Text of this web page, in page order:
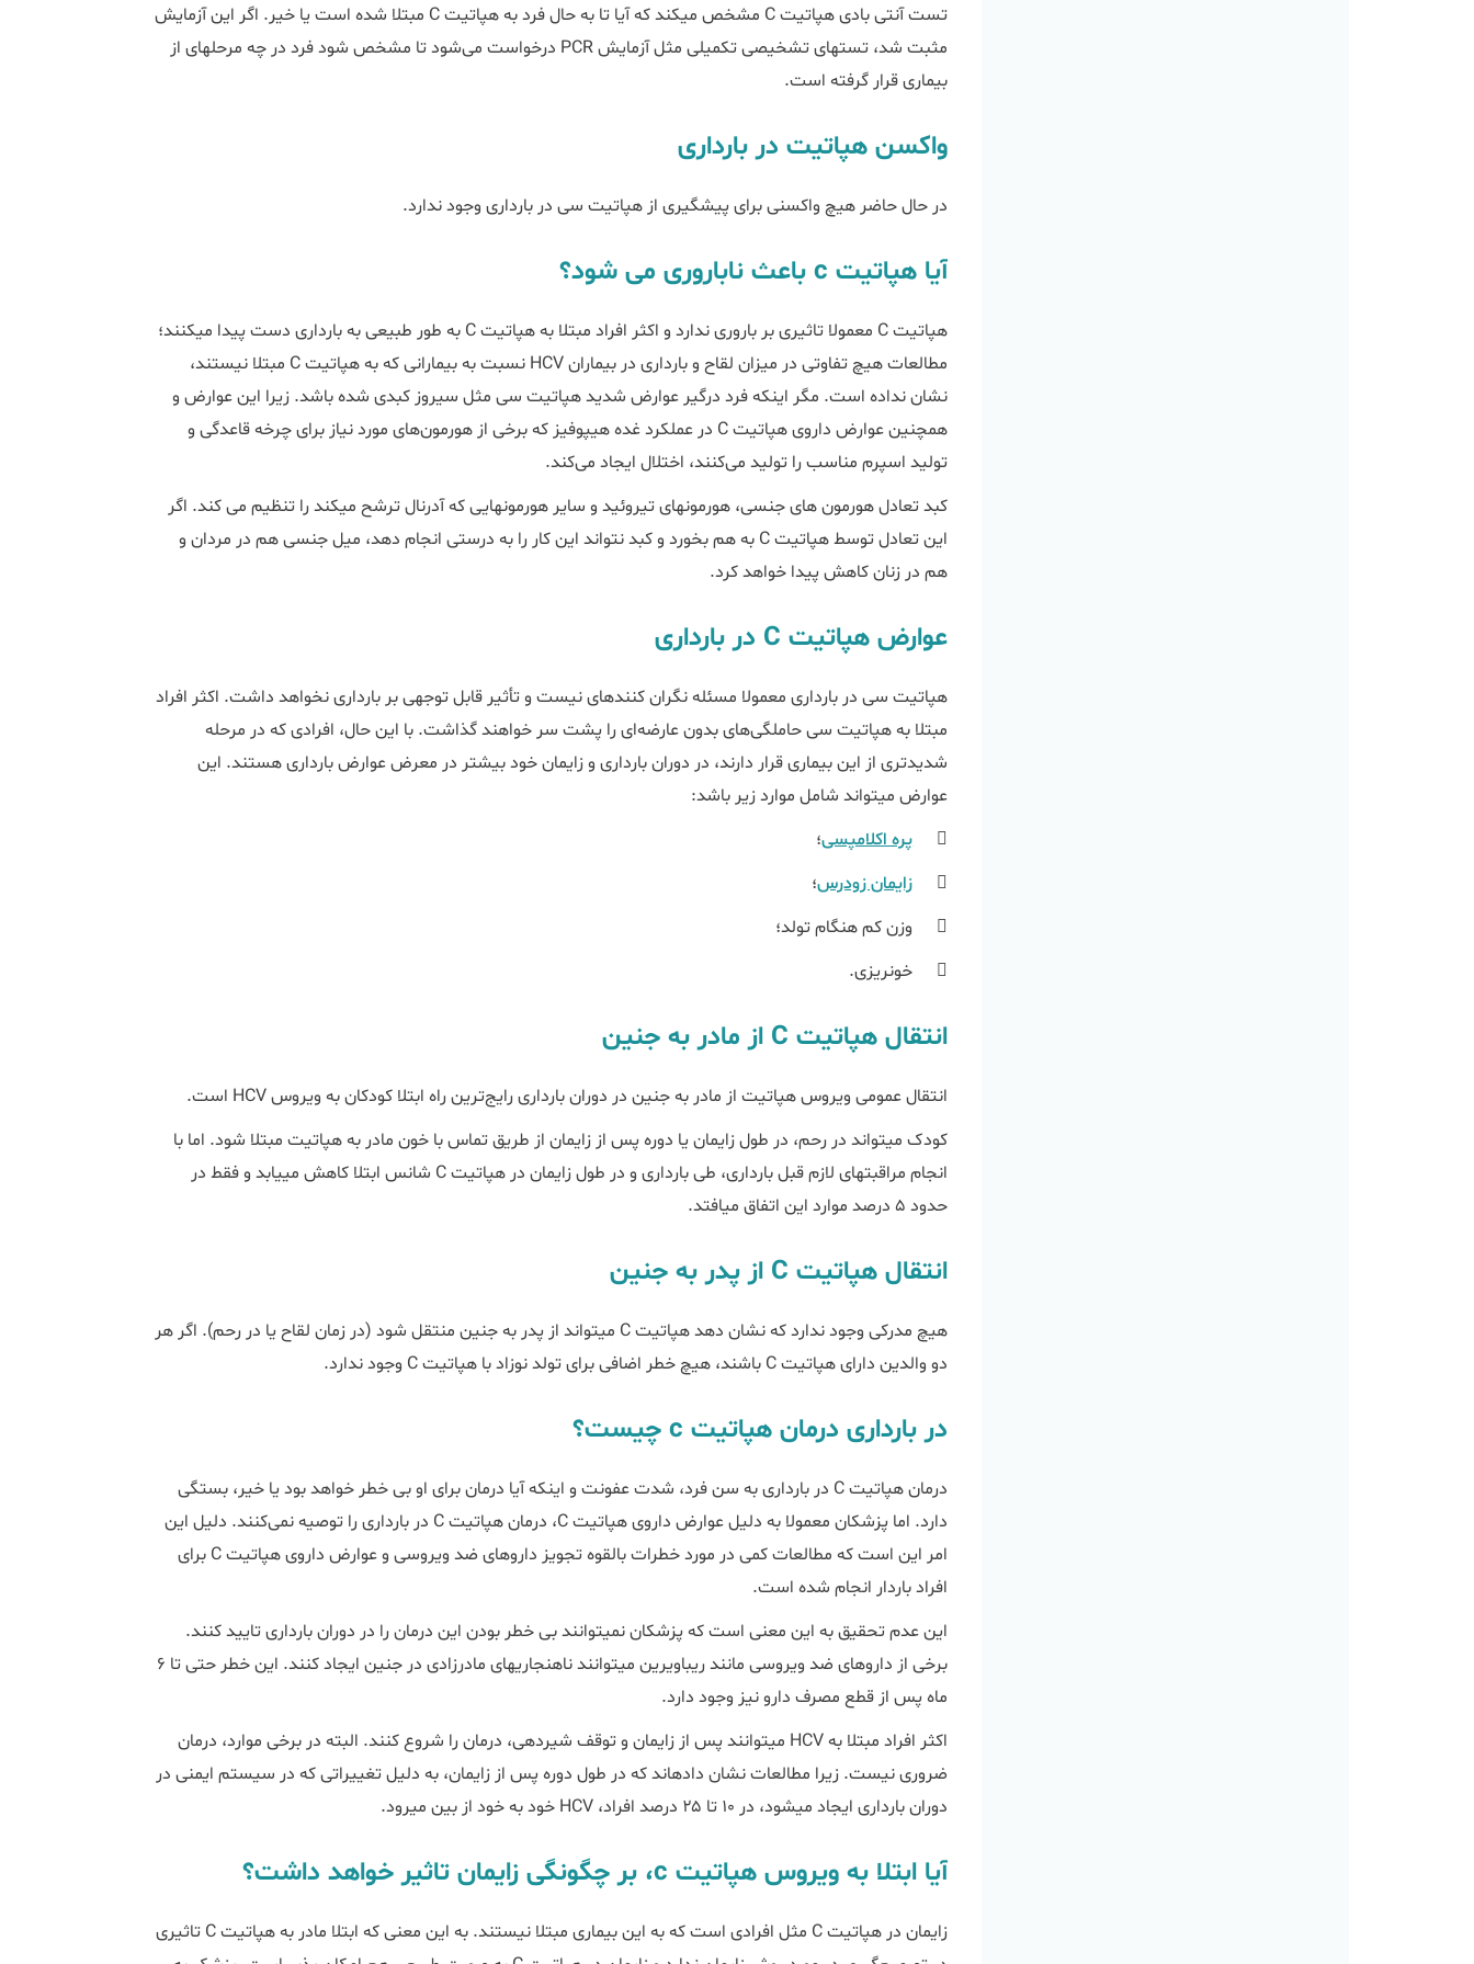
تست آنتی بادی هپاتیت C مشخص می‎کند که آیا تا به حال فرد به هپاتیت C مبتلا شده است یا خیر. اگر این آزمایش
مثبت شد، تست‎های تشخیصی تکمیلی مثل آزمایش PCR درخواست می‌شود تا مشخص شود فرد در چه مرحله‎ای از
بیماری قرار گرفته است.
واکسن هپاتیت در بارداری
در حال حاضر هیچ واکسنی برای پیشگیری از هپاتیت سی در بارداری وجود ندارد.
آیا هپاتیت c باعث ناباروری می شود؟
هپاتیت C معمولا تاثیری بر باروری ندارد و اکثر افراد مبتلا به هپاتیت C به طور طبیعی به بارداری دست پیدا می‎کنند؛
مطالعات هیچ تفاوتی در میزان لقاح و بارداری در بیماران HCV نسبت به بیمارانی که به هپاتیت C مبتلا نیستند،
نشان نداده است. مگر اینکه فرد درگیر عوارض شدید هپاتیت سی مثل سیروز کبدی شده باشد. زیرا این عوارض و
همچنین عوارض داروی هپاتیت C در عملکرد غده هیپوفیز که برخی از هورمون‌های مورد نیاز برای چرخه قاعدگی و
تولید اسپرم مناسب را تولید می‌کنند، اختلال ایجاد می‌کند.
کبد تعادل هورمون های جنسی، هورمون‎های تیروئید و سایر هورمون‎هایی که آدرنال ترشح می‎کند را تنظیم می کند. اگر
این تعادل توسط هپاتیت C به هم بخورد و کبد نتواند این کار را به درستی انجام دهد، میل جنسی هم در مردان و
هم در زنان کاهش پیدا خواهد کرد.
عوارض هپاتیت C در بارداری
هپاتیت سی در بارداری معمولا مسئله نگران کننده‎ای نیست و تأثیر قابل توجهی بر بارداری نخواهد داشت. اکثر افراد
مبتلا به هپاتیت سی حاملگی‌های بدون عارضه‌ای را پشت سر خواهند گذاشت. با این حال، افرادی که در مرحله
شدید‎تری از این بیماری قرار دارند، در دوران بارداری و زایمان خود بیش‎تر در معرض عوارض بارداری هستند. این
عوارض می‎تواند شامل موارد زیر باشد:

پره‌ اکلامپسی؛

زایمان زودرس؛

وزن کم هنگام تولد؛

خونریزی.
انتقال هپاتیت C از مادر به جنین
انتقال عمومی ویروس هپاتیت از مادر به جنین در دوران بارداری رایج‌ترین راه ابتلا کودکان به ویروس HCV است.
کودک می‎تواند در رحم، در طول زایمان یا دوره پس از زایمان از طریق تماس با خون مادر به هپاتیت مبتلا شود. اما با
انجام مراقبت‎های لازم قبل بارداری، طی بارداری و در طول زایمان در هپاتیت C شانس ابتلا کاهش می‎یابد و فقط در
حدود ۵ درصد موارد این اتفاق می‎افتد.
انتقال هپاتیت C از پدر به جنین
هیچ مدرکی وجود ندارد که نشان دهد هپاتیت C می‎تواند از پدر به جنین منتقل شود (در زمان لقاح یا در رحم). اگر هر
دو والدین دارای هپاتیت C باشند، هیچ خطر اضافی برای تولد نوزاد با هپاتیت C وجود ندارد.
در بارداری درمان هپاتیت c چیست؟
درمان هپاتیت C در بارداری به سن فرد، شدت عفونت و اینکه آیا درمان برای او بی خطر خواهد بود یا خیر، بستگی
دارد. اما پزشکان معمولا به دلیل عوارض داروی هپاتیت C، درمان هپاتیت C در بارداری را توصیه نمی‌کنند. دلیل این
امر این است که مطالعات کمی در مورد خطرات بالقوه تجویز داروهای ضد ویروسی و عوارض داروی هپاتیت C برای
افراد باردار انجام شده است.
این عدم تحقیق به این معنی است که پزشکان نمی‎توانند بی خطر بودن این درمان را در دوران بارداری تایید کنند.
برخی از دارو‌های ضد ویروسی مانند ریباویرین می‎توانند ناهنجاری‎های مادرزادی در جنین ایجاد کنند. این خطر حتی تا ۶
ماه پس از قطع مصرف دارو نیز وجود دارد.
اکثر افراد مبتلا به HCV می‎توانند پس از زایمان و توقف شیردهی، درمان را شروع کنند. البته در برخی موارد، درمان
ضروری نیست. زیرا مطالعات نشان داده‎اند که در طول دوره پس از زایمان، به دلیل تغییراتی که در سیستم ایمنی در
دوران بارداری ایجاد می‎شود، در ۱۰ تا ۲۵ درصد افراد، HCV خود به‏ خود از بین می‏رود.
آیا ابتلا به ویروس هپاتیت c، بر چگونگی زایمان تاثیر خواهد داشت؟
زایمان در هپاتیت C مثل افرادی است که به این بیماری مبتلا نیستند. به این معنی که ابتلا مادر به هپاتیت C تاثیری